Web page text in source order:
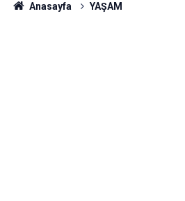
Anasayfa YAŞAM